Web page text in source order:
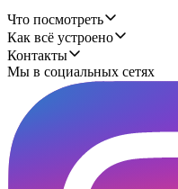
Что посмотреть
Как всё устроено
Контакты
Мы в социальных сетях